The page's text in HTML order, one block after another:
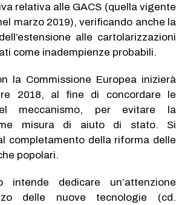
relativa alle GACS (quella vigente
marzo 2019), verificando anche la
alle cartolarizzazioni
come inadempienze probabili.
la Commissione Europea inizierà
2018, al fine di concordare le
meccanismo, per evitare la
misura di aiuto di stato. Si
completamento della riforma delle
popolari.
intende dedicare un’attenzione
delle nuove tecnologie (cd.